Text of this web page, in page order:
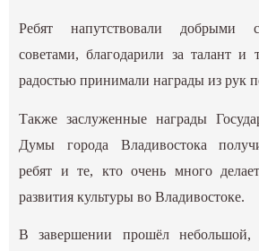
Ребят напутствовали добрыми
советами, благодарили за талант
радостью принимали награды из рук
Также заслуженные награды
Думы города Владивостока
ребят и те, кто очень много
развития культуры во Владивостоке.
В завершении прошёл небольшой,